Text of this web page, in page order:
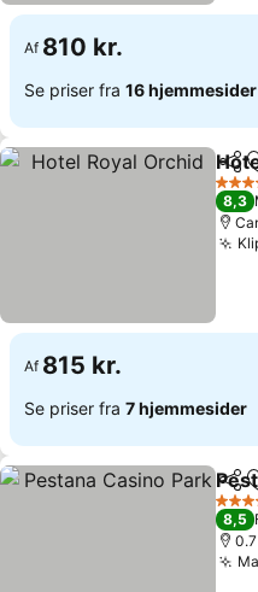
Af 810 kr.
Se priser fra 16 hjemmesider
Del
4
8,3
Af 815 kr.
Se priser fra 7 hjemmesider
Del
5
8,5